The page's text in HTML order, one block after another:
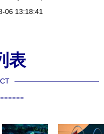
06 13:18:41
表